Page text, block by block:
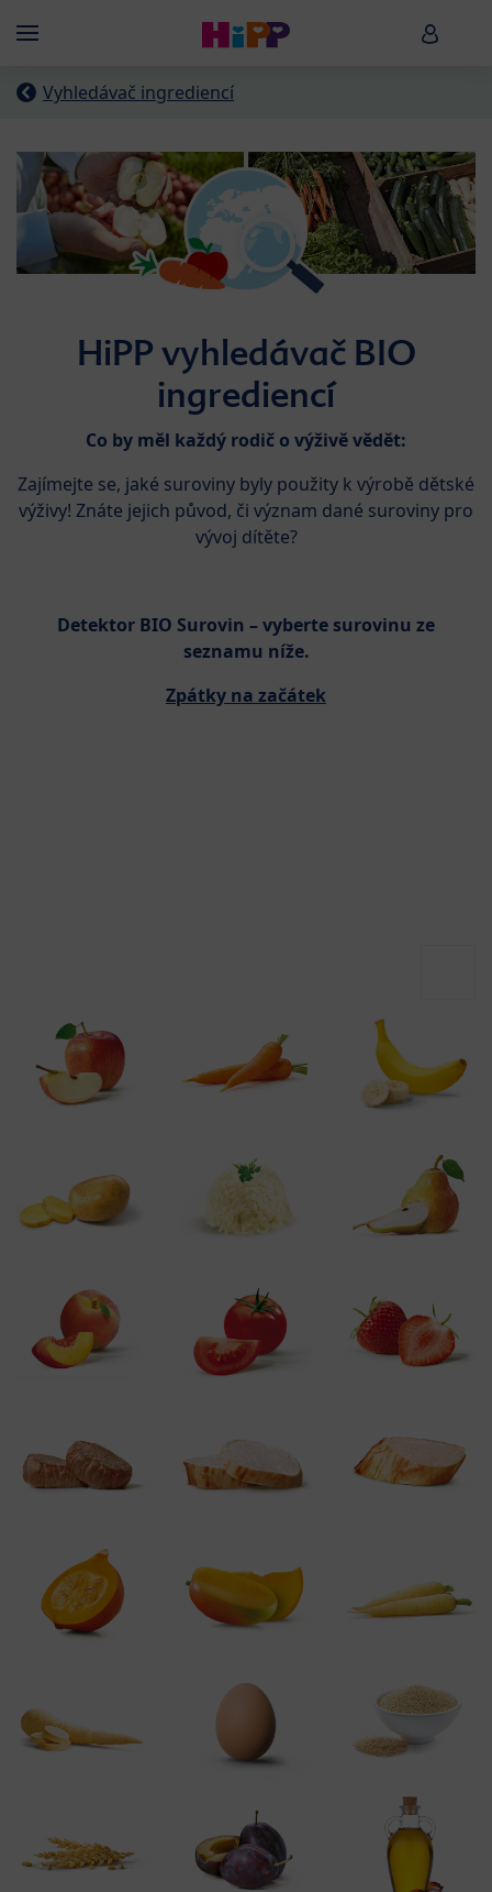
Menü HiPP
Vyhledávač ingrediencí
HiPP vyhledávač BIO
ingrediencí
Co by měl každý rodič o výživě vědět:
Zajímejte se, jaké suroviny byly použity k výrobě dětské
výživy! Znáte jejich původ, či význam dané suroviny pro
vývoj dítěte?
Detektor BIO Surovin – vyberte surovinu ze
seznamu níže.
Zpátky na začátek